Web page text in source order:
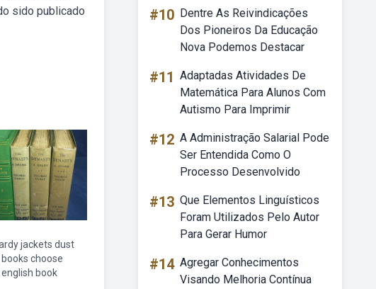
sido publicado
jackets dust
choose
book
#10 Dentre As Reivindicações
Dos Pioneiros Da Educação
Nova Podemos Destacar
#11 Adaptadas Atividades De
Matemática Para Alunos Com
Autismo Para Imprimir
#12 A Administração Salarial Pode
Ser Entendida Como O
Processo Desenvolvido
#13 Que Elementos Linguísticos
Foram Utilizados Pelo Autor
Para Gerar Humor
#14 Agregar Conhecimentos
Visando Melhoria Contínua